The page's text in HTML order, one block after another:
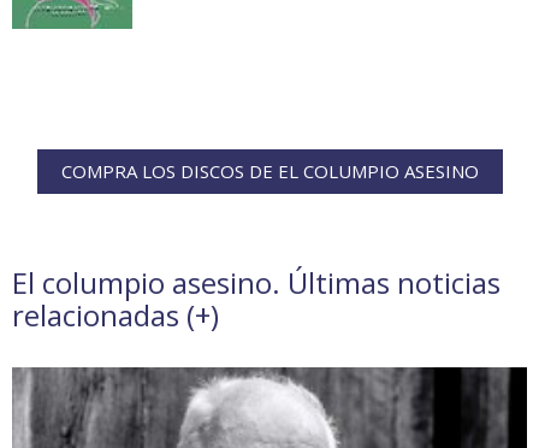
COMPRA LOS DISCOS DE EL COLUMPIO ASESINO
El columpio asesino. Últimas noticias
relacionadas (+)